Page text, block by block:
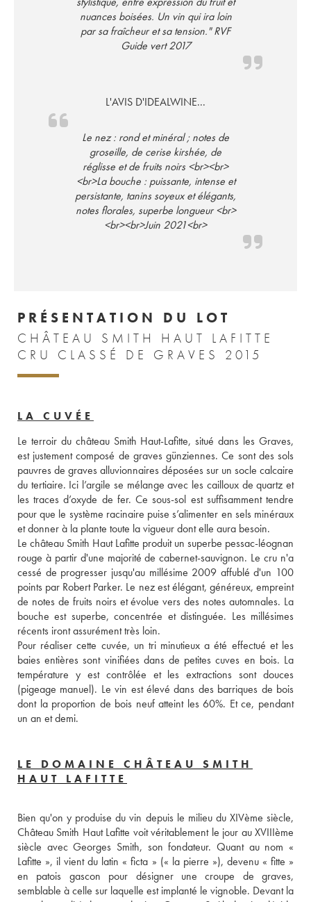
nuances boisées. Un vin qui ira loin
par sa fraîcheur et sa tension." RVF
Guide vert 2017
L'AVIS D'IDEALWINE...
Le nez : rond et minéral ; notes de
groseille, de cerise kirshée, de
réglisse et de fruits noirs <br><br>
<br>La bouche : puissante, intense et
persistante, tanins soyeux et élégants,
notes florales, superbe longueur <br>
<br><br>Juin 2021<br>
PRÉSENTATION DU LOT
CHÂTEAU SMITH HAUT LAFITTE
CRU CLASSÉ DE GRAVES 2015
LA CUVÉE
Le terroir du château Smith Haut-Lafitte, situé dans les Graves,
est justement composé de graves günziennes. Ce sont des sols
pauvres de graves alluvionnaires déposées sur un socle calcaire
du tertiaire. Ici l’argile se mélange avec les cailloux de quartz et
les traces d’oxyde de fer. Ce sous-sol est suffisamment tendre
pour que le système racinaire puise s’alimenter en sels minéraux
et donner à la plante toute la vigueur dont elle aura besoin.
Le château Smith Haut Lafitte produit un superbe pessac-léognan
rouge à partir d'une majorité de cabernet-sauvignon. Le cru n'a
cessé de progresser jusqu'au millésime 2009 affublé d'un 100
points par Robert Parker. Le nez est élégant, généreux, empreint
de notes de fruits noirs et évolue vers des notes automnales. La
bouche est superbe, concentrée et distinguée. Les millésimes
récents iront assurément très loin.
Pour réaliser cette cuvée, un tri minutieux a été effectué et les
baies entières sont vinifiées dans de petites cuves en bois. La
température y est contrôlée et les extractions sont douces
(pigeage manuel). Le vin est élevé dans des barriques de bois
dont la proportion de bois neuf atteint les 60%. Et ce, pendant
un an et demi.
LE DOMAINE CHÂTEAU SMITH
HAUT LAFITTE
Bien qu'on y produise du vin depuis le milieu du XIVème siècle,
Château Smith Haut Lafitte voit véritablement le jour au XVIIIème
siècle avec Georges Smith, son fondateur. Quant au nom «
Lafitte », il vient du latin « ficta » (« la pierre »), devenu « fitte »
en patois gascon pour désigner une croupe de graves,
semblable à celle sur laquelle est implanté le vignoble. Devant la